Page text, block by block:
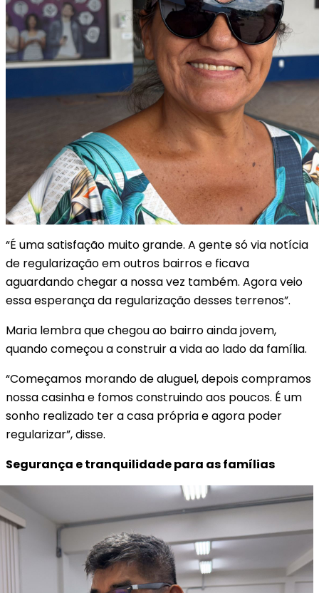
“É uma satisfação muito grande. A gente só via notícia
de regularização em outros bairros e ficava
aguardando chegar a nossa vez também. Agora veio
essa esperança da regularização desses terrenos”.
Maria lembra que chegou ao bairro ainda jovem,
quando começou a construir a vida ao lado da família.
“Começamos morando de aluguel, depois compramos
nossa casinha e fomos construindo aos poucos. É um
sonho realizado ter a casa própria e agora poder
regularizar”, disse.
Segurança e tranquilidade para as famílias